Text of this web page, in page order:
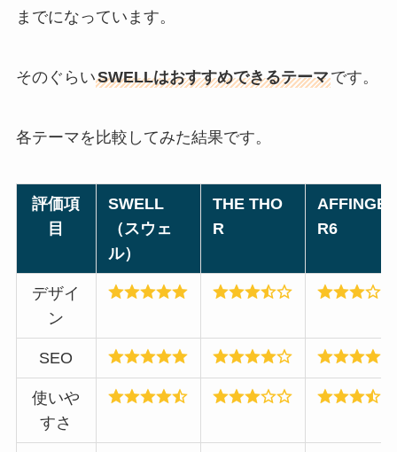
までになっています。
そのぐらいSWELLはおすすめできるテーマです。
各テーマを比較してみた結果です。
評価項
目
SWELL
（スウェ
ル）
THE THO
R
AFFINGE
R6
デザイ
ン
SEO
使いや
すさ